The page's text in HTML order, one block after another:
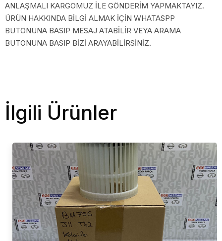
ANLAŞMALI KARGOMUZ İLE GÖNDERİM YAPMAKTAYIZ.
ÜRÜN HAKKINDA BİLGİ ALMAK İÇİN WHATASPP
BUTONUNA BASIP MESAJ ATABİLİR VEYA ARAMA
BUTONUNA BASIP BİZİ ARAYABİLİRSİNİZ.
İlgili Ürünler